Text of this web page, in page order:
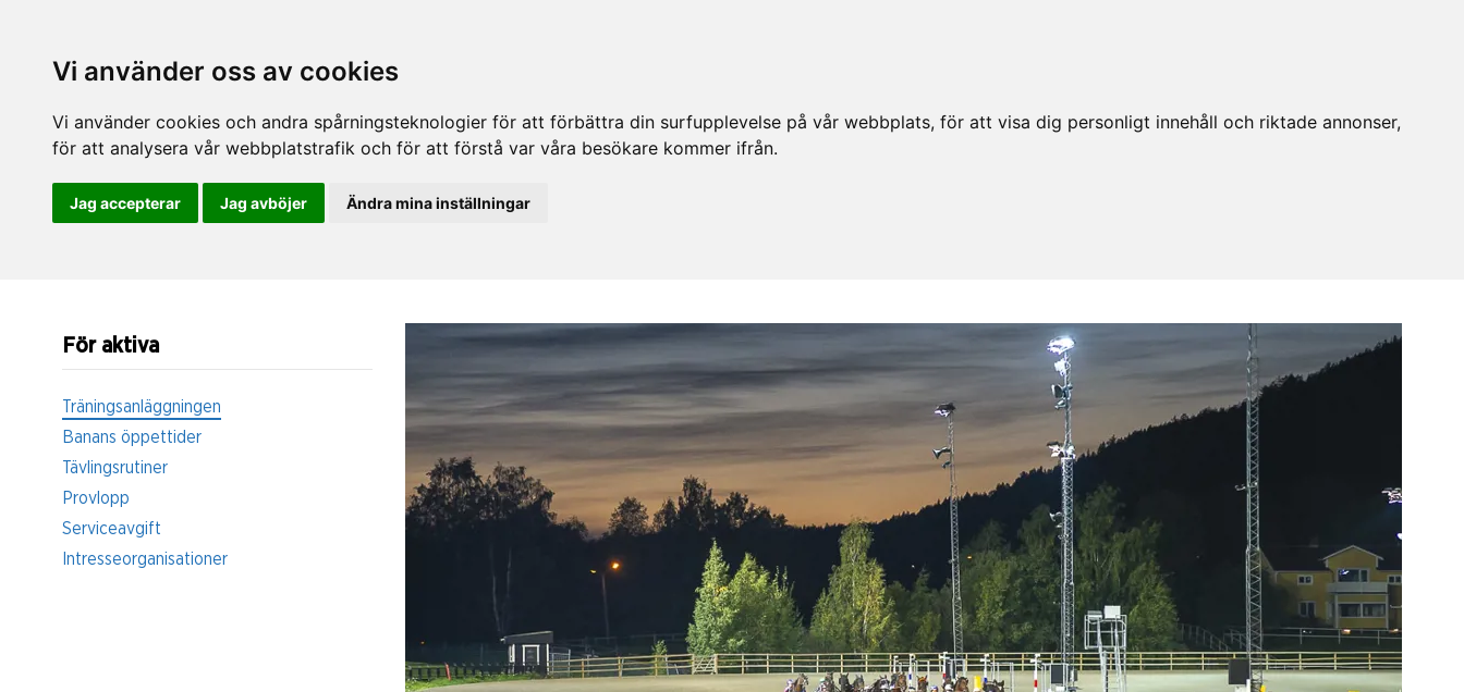
Vi använder oss av cookies
Vi använder cookies och andra spårningsteknologier för att förbättra din surfupplevelse på vår webbplats, för att visa dig personligt innehåll och riktade annonser,
för att analysera vår webbplatstrafik och för att förstå var våra besökare kommer ifrån.
Jag accepterar Jag avböjer Ändra mina inställningar
För aktiva
Träningsanläggningen
Banans öppettider
Tävlingsrutiner
Provlopp
Serviceavgift
Intresseorganisationer